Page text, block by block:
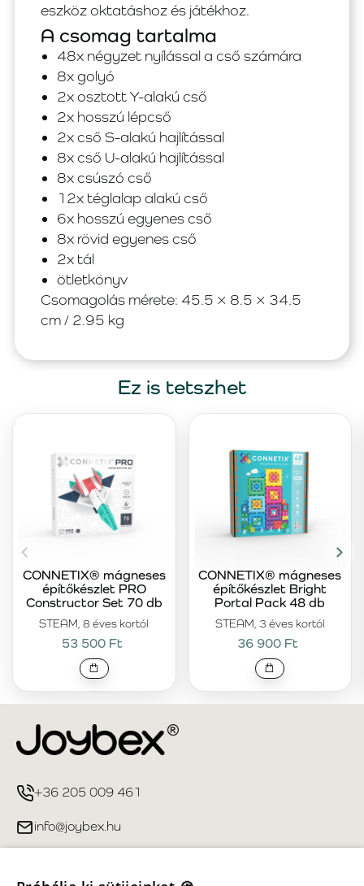
eszköz oktatáshoz és játékhoz.
A csomag tartalma
48x négyzet nyílással a cső számára
8x golyó
2x osztott Y-alakú cső
2x hosszú lépcső
2x cső S-alakú hajlítással
8x cső U-alakú hajlítással
8x csúszó cső
12x téglalap alakú cső
6x hosszú egyenes cső
8x rövid egyenes cső
2x tál
ötletkönyv
Csomagolás mérete: 45.5 × 8.5 × 34.5
cm / 2.95 kg
Ez is tetszhet
STEAM, 8 éves kortól
CONNETIX® mágneses
építőkészlet PRO
Constructor Set 70 db
53 500 Ft
STEAM, 3 éves kortól
CONNETIX® mágneses
építőkészlet Bright
Portal Pack 48 db
36 900 Ft
+36 205 009 461
info@joybex.hu